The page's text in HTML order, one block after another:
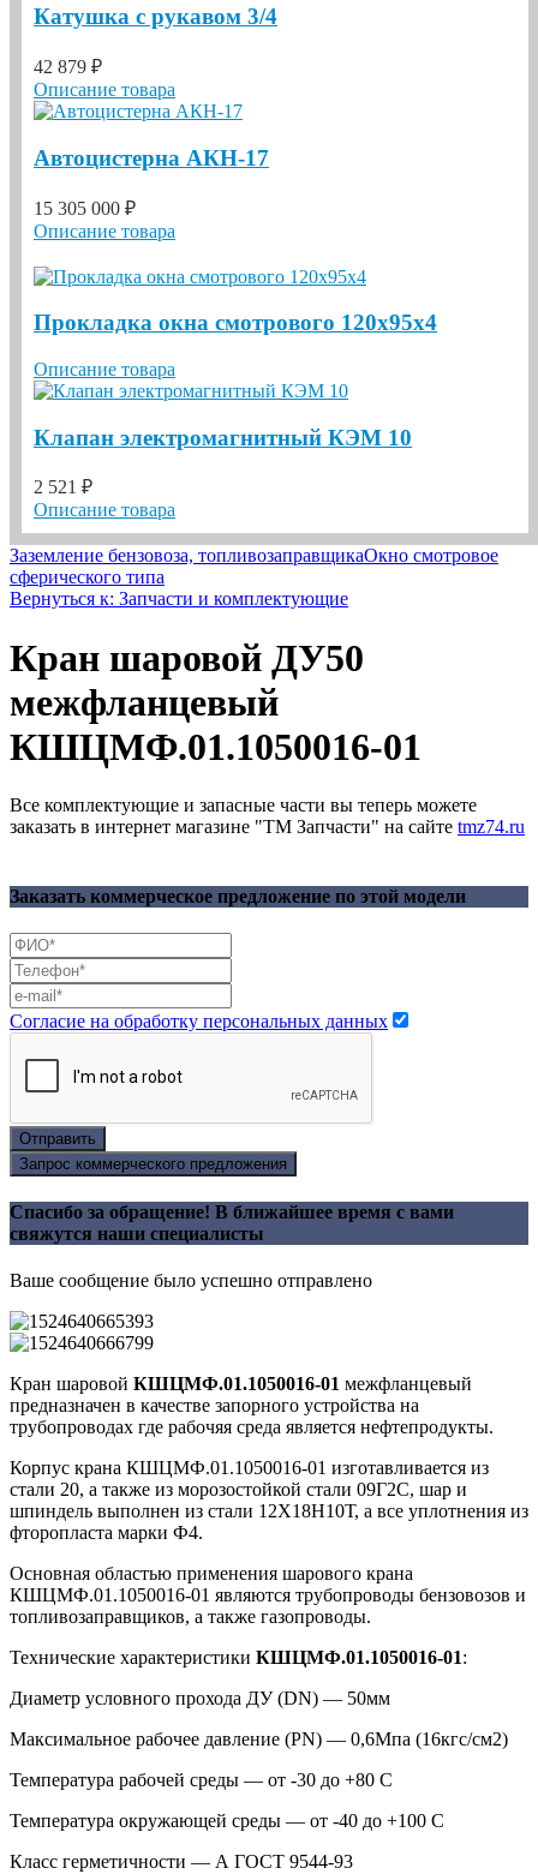
Катушка с рукавом 3/4
42 879 ₽
Описание товара
Автоцистерна АКН-17
15 305 000 ₽
Описание товара
Прокладка окна смотрового 120х95х4
Описание товара
Клапан электромагнитный КЭМ 10
2 521 ₽
Описание товара
Заземление бензовоза, топливозаправщикаОкно смотровое
сферического типа
Вернуться к: Запчасти и комплектующие
Кран шаровой ДУ50
межфланцевый
КШЦМФ.01.1050016-01
Все комплектующие и запасные части вы теперь можете
заказать в интернет магазине "ТМ Запчасти" на сайте tmz74.ru
Заказать коммерческое предложение по этой модели
Согласие на обработку персональных данных
Отправить
Запрос коммерческого предложения
Спасибо за обращение! В ближайшее время с вами
свяжутся наши специалисты
Ваше сообщение было успешно отправлено
Кран шаровой КШЦМФ.01.1050016-01 межфланцевый
предназначен в качестве запорного устройства на
трубопроводах где рабочяя среда является нефтепродукты.
Корпус крана КШЦМФ.01.1050016-01 изготавливается из
стали 20, а также из морозостойкой стали 09Г2С, шар и
шпиндель выполнен из стали 12Х18Н10Т, а все уплотнения из
фторопласта марки Ф4.
Основная областью применения шарового крана
КШЦМФ.01.1050016-01 являются трубопроводы бензовозов и
топливозаправщиков, а также газопроводы.
Технические характеристики КШЦМФ.01.1050016-01:
Диаметр условного прохода ДУ (DN) — 50мм
Максимальное рабочее давление (PN) — 0,6Мпа (16кгс/см2)
Температура рабочей среды — от -30 до +80 С
Температура окружающей среды — от -40 до +100 С
Класс герметичности — А ГОСТ 9544-93